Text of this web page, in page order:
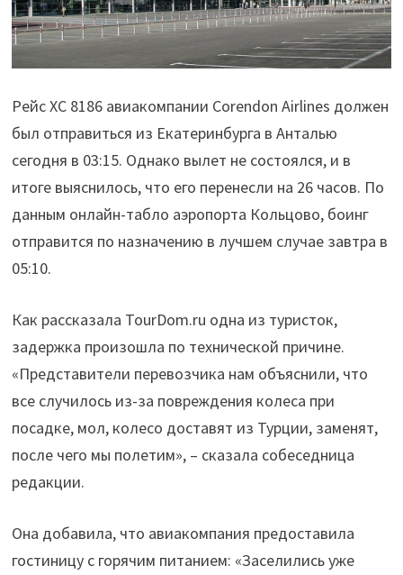
Рейс XC 8186 авиакомпании Corendon Airlines должен
был отправиться из Екатеринбурга в Анталью
сегодня в 03:15. Однако вылет не состоялся, и в
итоге выяснилось, что его перенесли на 26 часов. По
данным онлайн-табло аэропорта Кольцово, боинг
отправится по назначению в лучшем случае завтра в
05:10.
Как рассказала TourDom.ru одна из туристок,
задержка произошла по технической причине.
«Представители перевозчика нам объяснили, что
все случилось из-за повреждения колеса при
посадке, мол, колесо доставят из Турции, заменят,
после чего мы полетим», – сказала собеседница
редакции.
Она добавила, что авиакомпания предоставила
гостиницу с горячим питанием: «Заселились уже